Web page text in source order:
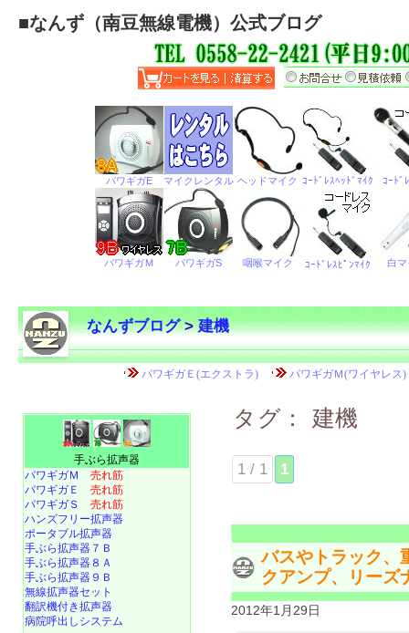
■なんず（南豆無線電機）公式ブログ
なんずブログ>建機
タグ： 建機
1 / 1 1
バスやトラック、
クアンプ、リーズ
2012年1月29日
手ぶら拡声器
パワギガＭ 売れ筋
パワギガＥ 売れ筋
パワギガＳ 売れ筋
ハンズフリー拡声器
ポータブル拡声器
手ぶら拡声器７Ｂ
手ぶら拡声器８Ａ
手ぶら拡声器９Ｂ
無線拡声器セット
翻訳機付き拡声器
病院呼出しシステム